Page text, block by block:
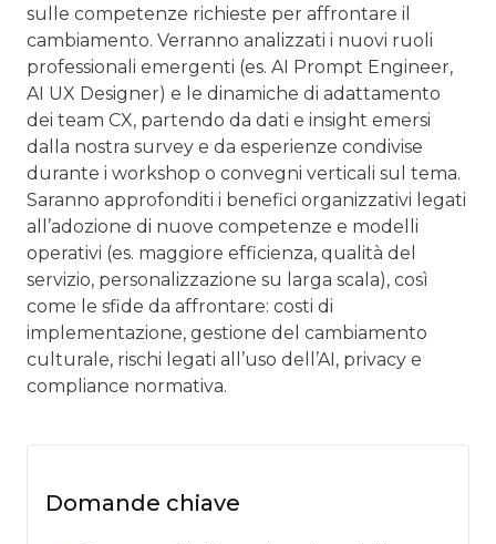
sulle competenze richieste per affrontare il
cambiamento. Verranno analizzati i nuovi ruoli
professionali emergenti (es. AI Prompt Engineer,
AI UX Designer) e le dinamiche di adattamento
dei team CX, partendo da dati e insight emersi
dalla nostra survey e da esperienze condivise
durante i workshop o convegni verticali sul tema.
Saranno approfonditi i benefici organizzativi legati
all’adozione di nuove competenze e modelli
operativi (es. maggiore efficienza, qualità del
servizio, personalizzazione su larga scala), così
come le sfide da affrontare: costi di
implementazione, gestione del cambiamento
culturale, rischi legati all’uso dell’AI, privacy e
compliance normativa.
Domande chiave